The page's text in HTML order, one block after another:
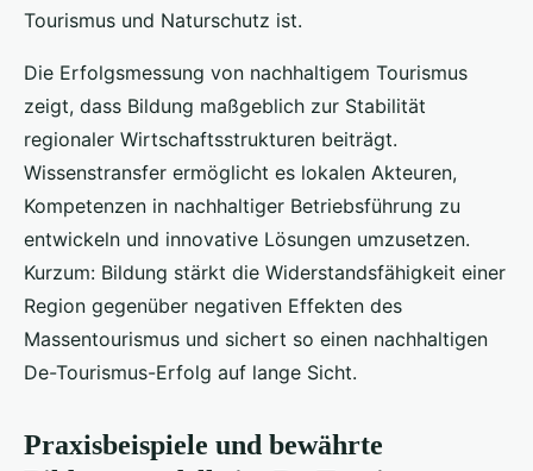
Tourismus und Naturschutz ist.
Die Erfolgsmessung von nachhaltigem Tourismus
zeigt, dass Bildung maßgeblich zur Stabilität
regionaler Wirtschaftsstrukturen beiträgt.
Wissenstransfer ermöglicht es lokalen Akteuren,
Kompetenzen in nachhaltiger Betriebsführung zu
entwickeln und innovative Lösungen umzusetzen.
Kurzum: Bildung stärkt die Widerstandsfähigkeit einer
Region gegenüber negativen Effekten des
Massentourismus und sichert so einen nachhaltigen
De-Tourismus-Erfolg auf lange Sicht.
Praxisbeispiele und bewährte